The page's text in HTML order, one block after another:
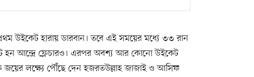
উইকেট হারায় ডারবান। তবে এই সময়ের মধ্যে ৩৩ রান
হন আন্দ্রে ফ্লেচারও। এরপর অবশ্য আর কোনো উইকেট
জয়ের লক্ষ্যে পৌঁছে দেন হজরতউল্লাহ জাজাই ও আসিফ